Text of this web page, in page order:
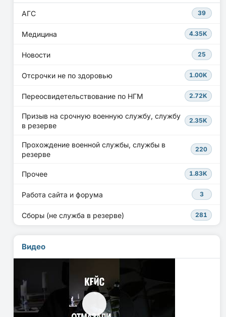
АГС 39
Медицина 4.35K
Новости 25
Отсрочки не по здоровью 1.00K
Переосвидетельствование по НГМ 2.72K
Призыв на срочную военную службу, службу
в резерве
2.35K
Прохождение военной службы, службы в
резерве
220
Прочее 1.83K
Работа сайта и форума 3
Сборы (не служба в резерве) 281
Видео